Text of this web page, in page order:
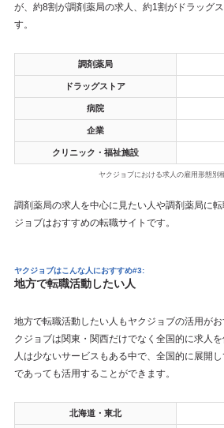
が、約8割が調剤薬局の求人、約1割がドラッグ
す。
調剤薬局
ドラッグストア
病院
企業
クリニック・福祉施設
ヤクジョブにおける求人の雇用形態別
調剤薬局の求人を中心に見たい人や調剤薬局に
ジョブはおすすめの転職サイトです。
ヤクジョブはこんな人におすすめ#3:
地方で転職活動したい人
地方で転職活動したい人もヤクジョブの活用が
クジョブは関東・関西だけでなく全国的に求人
人は少ないサービスもある中で、全国的に展開
であっても活用することができます。
北海道・東北